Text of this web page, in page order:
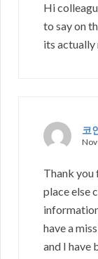
Hi
to say on
its actually
코
Thank you
place else
have a
and I have